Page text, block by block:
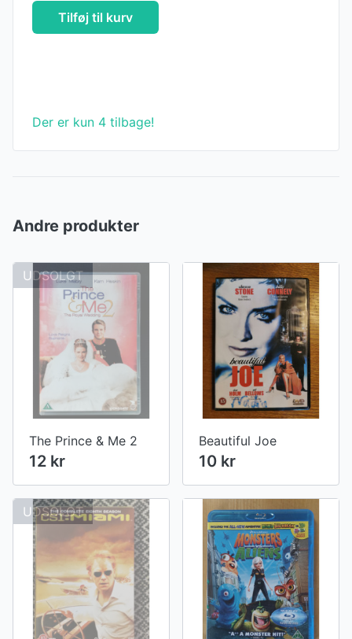
Tilføj til kurv
Der er kun 4 tilbage!
Andre produkter
UDSOLGT
The Prince & Me 2
12 kr
Beautiful Joe
10 kr
UDSOLGT